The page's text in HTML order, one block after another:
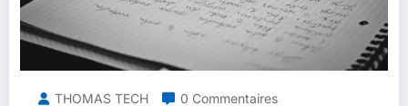
THOMAS TECH 0 Commentaires